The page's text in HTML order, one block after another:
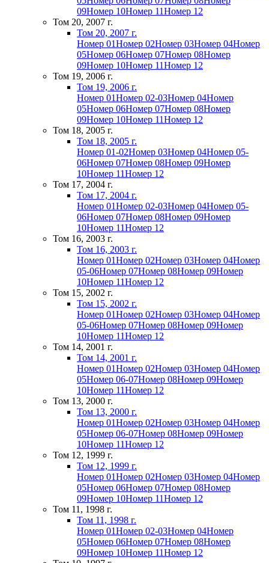
09Номер 10Номер 11Номер 12
Том 20, 2007 г.
Том 20, 2007 г.
Номер 01Номер 02Номер 03Номер 04Номер
05Номер 06Номер 07Номер 08Номер
09Номер 10Номер 11Номер 12
Том 19, 2006 г.
Том 19, 2006 г.
Номер 01Номер 02-03Номер 04Номер
05Номер 06Номер 07Номер 08Номер
09Номер 10Номер 11Номер 12
Том 18, 2005 г.
Том 18, 2005 г.
Номер 01-02Номер 03Номер 04Номер 05-
06Номер 07Номер 08Номер 09Номер
10Номер 11Номер 12
Том 17, 2004 г.
Том 17, 2004 г.
Номер 01Номер 02-03Номер 04Номер 05-
06Номер 07Номер 08Номер 09Номер
10Номер 11Номер 12
Том 16, 2003 г.
Том 16, 2003 г.
Номер 01Номер 02Номер 03Номер 04Номер
05-06Номер 07Номер 08Номер 09Номер
10Номер 11Номер 12
Том 15, 2002 г.
Том 15, 2002 г.
Номер 01Номер 02Номер 03Номер 04Номер
05-06Номер 07Номер 08Номер 09Номер
10Номер 11Номер 12
Том 14, 2001 г.
Том 14, 2001 г.
Номер 01Номер 02Номер 03Номер 04Номер
05Номер 06-07Номер 08Номер 09Номер
10Номер 11Номер 12
Том 13, 2000 г.
Том 13, 2000 г.
Номер 01Номер 02Номер 03Номер 04Номер
05Номер 06-07Номер 08Номер 09Номер
10Номер 11Номер 12
Том 12, 1999 г.
Том 12, 1999 г.
Номер 01Номер 02Номер 03Номер 04Номер
05Номер 06Номер 07Номер 08Номер
09Номер 10Номер 11Номер 12
Том 11, 1998 г.
Том 11, 1998 г.
Номер 01Номер 02-03Номер 04Номер
05Номер 06Номер 07Номер 08Номер
09Номер 10Номер 11Номер 12